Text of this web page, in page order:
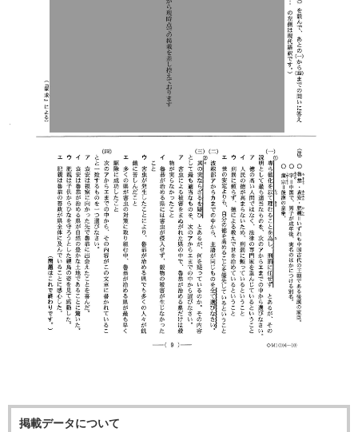
掲載データについて